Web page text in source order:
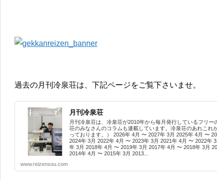
過去の月刊冷泉荘は、下記ページをご覧下さいませ。
月刊冷泉荘
月刊冷泉荘は、冷泉荘が2010年から毎月発行しているフリ
荘のみなさんのコラムも連載しています。冷泉荘のあれこれ
っております。） 2026年 4月 〜 2027年 3月 2025年 4月 〜
2024年 3月 2022年 4月 〜 2023年 3月 2021年 4月 〜 2022年
年 3月 2018年 4月 〜 2019年 3月 2017年 4月 〜 2018年 3月
2014年 4月 〜 2015年 3月 2013...
www.reizensou.com